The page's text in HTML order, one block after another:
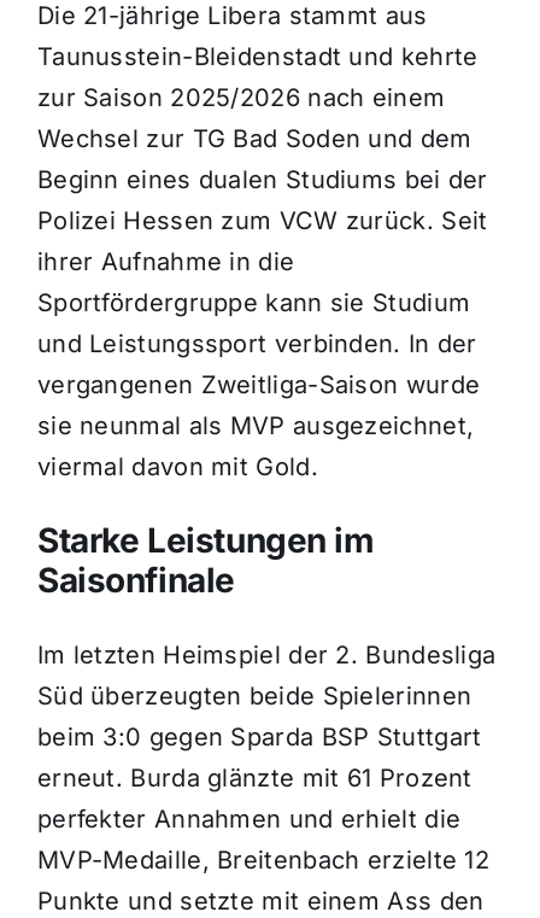
Die 21-jährige Libera stammt aus
Taunusstein-Bleidenstadt und kehrte
zur Saison 2025/2026 nach einem
Wechsel zur TG Bad Soden und dem
Beginn eines dualen Studiums bei der
Polizei Hessen zum VCW zurück. Seit
ihrer Aufnahme in die
Sportfördergruppe kann sie Studium
und Leistungssport verbinden. In der
vergangenen Zweitliga-Saison wurde
sie neunmal als MVP ausgezeichnet,
viermal davon mit Gold.
Starke Leistungen im
Saisonfinale
Im letzten Heimspiel der 2. Bundesliga
Süd überzeugten beide Spielerinnen
beim 3:0 gegen Sparda BSP Stuttgart
erneut. Burda glänzte mit 61 Prozent
perfekter Annahmen und erhielt die
MVP-Medaille, Breitenbach erzielte 12
Punkte und setzte mit einem Ass den